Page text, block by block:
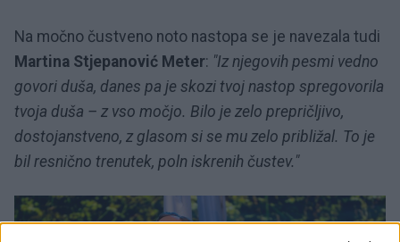
Na močno čustveno noto nastopa se je navezala tudi
Martina Stjepanović Meter: "Iz njegovih pesmi vedno
govori duša, danes pa je skozi tvoj nastop spregovorila
tvoja duša – z vso močjo. Bilo je zelo prepričljivo,
dostojanstveno, z glasom si se mu zelo približal. To je
bil resnično trenutek, poln iskrenih čustev."